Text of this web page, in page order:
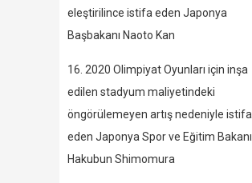
eleştirilince istifa eden Japonya
Başbakanı Naoto Kan
16. 2020 Olimpiyat Oyunları için inşa
edilen stadyum maliyetindeki
öngörülemeyen artış nedeniyle istifa
eden Japonya Spor ve Eğitim Bakanı
Hakubun Shimomura